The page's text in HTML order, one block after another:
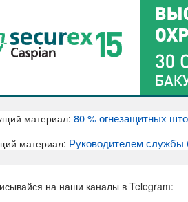
материал: 80 % огнезащитных
материал: Руководителем службы
на наши каналы в Telegram: